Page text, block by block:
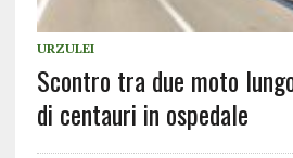
URZULEI
Scontro tra due moto
di centauri in ospedale